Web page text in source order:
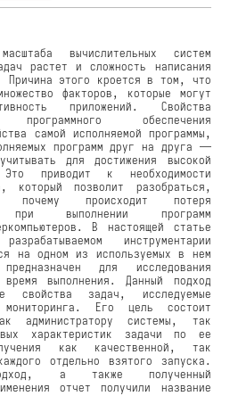
вычислительных систем
растет и сложность написания
Причина этого кроется в том, что
факторов, которые могут
приложений. Свойства
обеспечения
самой исполняемой программы,
программ друг на друга —
для достижения высокой
Это приводит к необходимости
который позволит разобраться,
происходит потеря
при выполнении программ
В настоящей статье
инструментарии
на одном из используемых в нем
для исследования
выполнения. Данный подход
свойства задач, исследуемые
Его цель состоит
администратору системы, так
характеристик задачи по ее
как качественной, так
отдельно взятого запуска.
а также полученный
отчет получили название